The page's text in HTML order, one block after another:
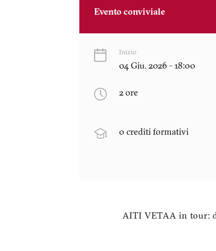
Evento conviviale
Inizio
04 Giu. 2026 - 18:00
2 ore
0 crediti formativi
AITI VETAA in tour: